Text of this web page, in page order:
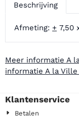
Beschrijving
Afmeting: + 7,50
Meer informatie A
informatie A la
Klantenservice
Betalen